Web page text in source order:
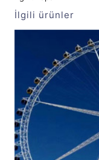
İlgili ürünler